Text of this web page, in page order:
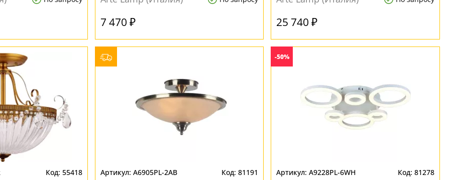
7 470 ₽ 25 740 ₽
55418 A6905PL-2AB 81191
-50%
A9228PL-6WH 81278